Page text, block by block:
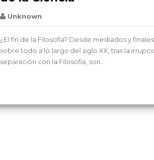
Unknown
¿El fin de la Filosofía? Desde mediados y
sobre todo a lo largo del siglo XX, tras la
separación con la Filosofía, son...